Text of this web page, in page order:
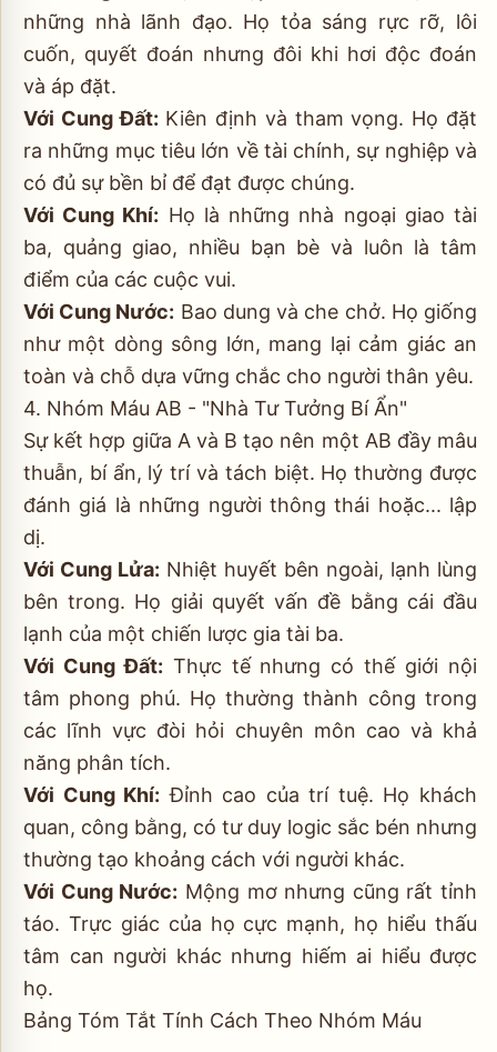
những nhà lãnh đạo. Họ tỏa sáng rực rỡ, lôi
cuốn, quyết đoán nhưng đôi khi hơi độc đoán
và áp đặt.
Với Cung Đất: Kiên định và tham vọng. Họ đặt
ra những mục tiêu lớn về tài chính, sự nghiệp và
có đủ sự bền bỉ để đạt được chúng.
Với Cung Khí: Họ là những nhà ngoại giao tài
ba, quảng giao, nhiều bạn bè và luôn là tâm
điểm của các cuộc vui.
Với Cung Nước: Bao dung và che chở. Họ giống
như một dòng sông lớn, mang lại cảm giác an
toàn và chỗ dựa vững chắc cho người thân yêu.
4. Nhóm Máu AB - "Nhà Tư Tưởng Bí Ẩn"
Sự kết hợp giữa A và B tạo nên một AB đầy mâu
thuẫn, bí ẩn, lý trí và tách biệt. Họ thường được
đánh giá là những người thông thái hoặc... lập
dị.
Với Cung Lửa: Nhiệt huyết bên ngoài, lạnh lùng
bên trong. Họ giải quyết vấn đề bằng cái đầu
lạnh của một chiến lược gia tài ba.
Với Cung Đất: Thực tế nhưng có thế giới nội
tâm phong phú. Họ thường thành công trong
các lĩnh vực đòi hỏi chuyên môn cao và khả
năng phân tích.
Với Cung Khí: Đỉnh cao của trí tuệ. Họ khách
quan, công bằng, có tư duy logic sắc bén nhưng
thường tạo khoảng cách với người khác.
Với Cung Nước: Mộng mơ nhưng cũng rất tỉnh
táo. Trực giác của họ cực mạnh, họ hiểu thấu
tâm can người khác nhưng hiếm ai hiểu được
họ.
Bảng Tóm Tắt Tính Cách Theo Nhóm Máu